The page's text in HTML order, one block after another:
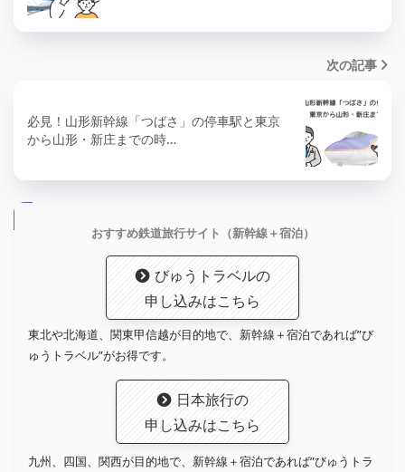
次の記事
必見！山形新幹線「つばさ」の停車駅と東京
から山形・新庄までの時…
おすすめ鉄道旅行サイト（新幹線＋宿泊）
びゅうトラベルの
申し込みはこちら
東北や北海道、関東甲信越が目的地で、新幹線＋宿泊であれば”び
ゅうトラベル”がお得です。
日本旅行の
申し込みはこちら
九州、四国、関西が目的地で、新幹線＋宿泊であれば”びゅうトラ